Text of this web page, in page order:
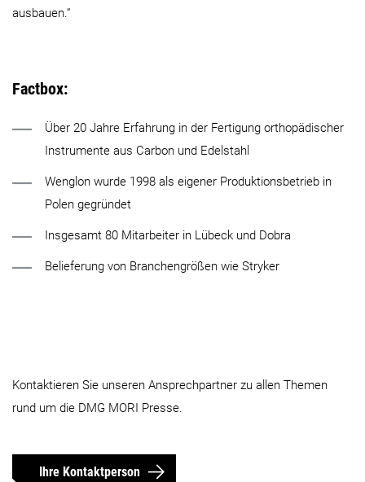
ausbauen.“
Factbox:
Über 20 Jahre Erfahrung in der Fertigung orthopädischer
Instrumente aus Carbon und Edelstahl
Wenglon wurde 1998 als eigener Produktionsbetrieb in
Polen gegründet
Insgesamt 80 Mitarbeiter in Lübeck und Dobra
Belieferung von Branchengrößen wie Stryker
Kontaktieren Sie unseren Ansprechpartner zu allen Themen
rund um die DMG MORI Presse.
Ihre Kontaktperson